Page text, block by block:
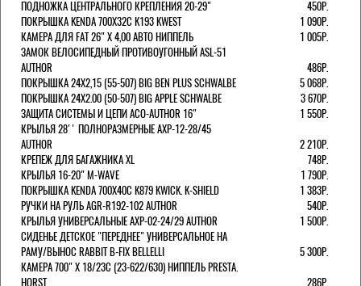
ПОДНОЖКА ЦЕНТРАЛЬНОГО КРЕПЛЕНИЯ 20-29"
450Р.
ПОКРЫШКА KENDA 700Х32С K193 KWEST
1 090Р.
КАМЕРА ДЛЯ FAT 26" X 4,00 АВТО НИППЕЛЬ
1 005Р.
ЗАМОК ВЕЛОСИПЕДНЫЙ ПРОТИВОУГОННЫЙ ASL-51
AUTHOR
486Р.
ПОКРЫШКА 24X2,15 (55-507) BIG BEN PLUS SCHWALBE
5 068Р.
ПОКРЫШКА 24X2.00 (50-507) BIG APPLE SCHWALBE
3 670Р.
ЗАЩИТА СИСТЕМЫ И ЦЕПИ ACO-AUTHOR 16"
1 550Р.
КРЫЛЬЯ 28'' ПОЛНОРАЗМЕРНЫЕ AXP-12-28/45
AUTHOR
2 210Р.
КРЕПЕЖ ДЛЯ БАГАЖНИКА XL
748Р.
КРЫЛЬЯ 16-20" M-WAVE
1 790Р.
ПОКРЫШКА KENDA 700Х40С K879 KWICK. K-SHIELD
1 383Р.
РУЧКИ НА РУЛЬ AGR-R192-102 AUTHOR
540Р.
КРЫЛЬЯ УНИВЕРСАЛЬНЫЕ AXP-02-24/29 AUTHOR
1 500Р.
СИДЕНЬЕ ДЕТСКОЕ "ПЕРЕДНЕЕ" УНИВЕРСАЛЬНОЕ НА
РАМУ/ВЫНОС RABBIT B-FIX BELLELLI
5 300Р.
КАМЕРА 700" Х 18/23C (23-622/630) НИППЕЛЬ PRESTA.
HORST
286Р.